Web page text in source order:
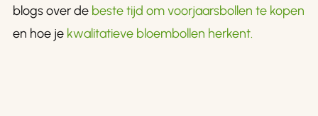
blogs over de beste tijd om voorjaarsbollen te kopen
en hoe je kwalitatieve bloembollen herkent.